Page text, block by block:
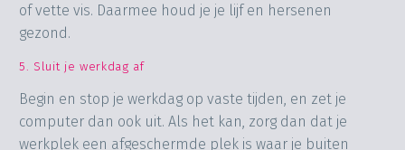
of vette vis. Daarmee houd je je lijf en hersenen
gezond.
5. Sluit je werkdag af
Begin en stop je werkdag op vaste tijden, en zet je
computer dan ook uit. Als het kan, zorg dan dat je
werkplek een afgeschermde plek is waar je buiten